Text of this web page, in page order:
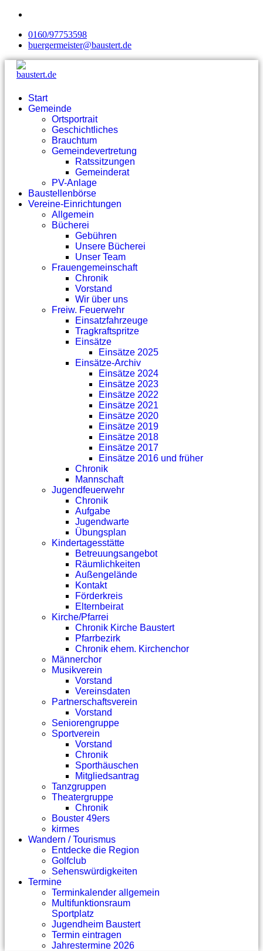
0160/97753598
buergermeister@baustert.de
Start
Gemeinde
Ortsportrait
Geschichtliches
Brauchtum
Gemeindevertretung
Ratssitzungen
Gemeinderat
PV-Anlage
Baustellenbörse
Vereine-Einrichtungen
Allgemein
Bücherei
Gebühren
Unsere Bücherei
Unser Team
Frauengemeinschaft
Chronik
Vorstand
Wir über uns
Freiw. Feuerwehr
Einsatzfahrzeuge
Tragkraftspritze
Einsätze
Einsätze 2025
Einsätze-Archiv
Einsätze 2024
Einsätze 2023
Einsätze 2022
Einsätze 2021
Einsätze 2020
Einsätze 2019
Einsätze 2018
Einsätze 2017
Einsätze 2016 und früher
Chronik
Mannschaft
Jugendfeuerwehr
Chronik
Aufgabe
Jugendwarte
Übungsplan
Kindertagesstätte
Betreuungsangebot
Räumlichkeiten
Außengelände
Kontakt
Förderkreis
Elternbeirat
Kirche/Pfarrei
Chronik Kirche Baustert
Pfarrbezirk
Chronik ehem. Kirchenchor
Männerchor
Musikverein
Vorstand
Vereinsdaten
Partnerschaftsverein
Vorstand
Seniorengruppe
Sportverein
Vorstand
Chronik
Sporthäuschen
Mitgliedsantrag
Tanzgruppen
Theatergruppe
Chronik
Bouster 49ers
kirmes
Wandern / Tourismus
Entdecke die Region
Golfclub
Sehenswürdigkeiten
Termine
Terminkalender allgemein
Multifunktionsraum
Sportplatz
Jugendheim Baustert
Termin eintragen
Jahrestermine 2026